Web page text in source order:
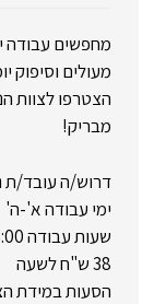
מחפשים עבודה
מעולים וסיפוק
הצטרפו לצוות
מבריק!
דרוש/ה עובד/ת
ימי עבודה א'-ה'
שעות עבודה 7:00-16:00
38 ש"ח לשעה
הסעות במידת